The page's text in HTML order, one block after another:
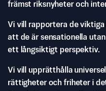
främst riksnyheter och
Vi vill rapportera de
att de är sensationella
ett långsiktigt perspektiv.
Vi vill upprätthålla
rättigheter och friheter i